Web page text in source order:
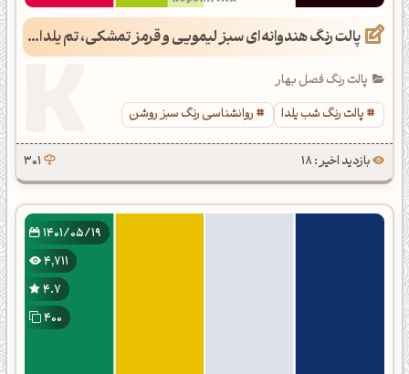
پالت رنگ هندوانه‌ای سبز لیمویی و قرمز تمشکی، تم یلدایی
پالت رنگ فصل بهار
پالت رنگ شب یلدا
روانشناسی رنگ سبز روشن
بازدید اخیر : 18 301
1401/05/19
4,711
4.7
400